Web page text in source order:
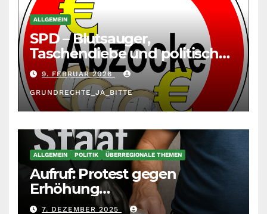
ALLGEMEIN
SPD – Blutsauger,
Taschendiebe und politisch
unberechenbar
9. FEBRUAR 2026
GRUNDRECHTE_JA_BITTE
ALLGEMEIN POLITIK ÜBERREGIONALE THEMEN
Aufruf: Protest gegen
Erhöhung
Krankenkassenbeiträge
7. DEZEMBER 2025